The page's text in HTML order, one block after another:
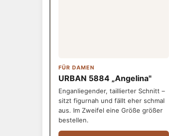
FÜR DAMEN
URBAN 5884 „Angelina"
Enganliegender, taillierter Schnitt –
sitzt figurnah und fällt eher schmal
aus. Im Zweifel eine Größe größer
bestellen.